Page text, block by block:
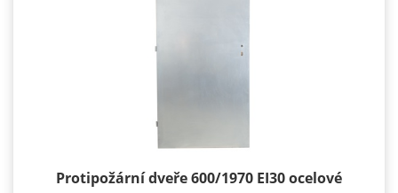
Hmotnost: cca 70 kg
Protipožární dveře 600/1970 EI30 ocelové